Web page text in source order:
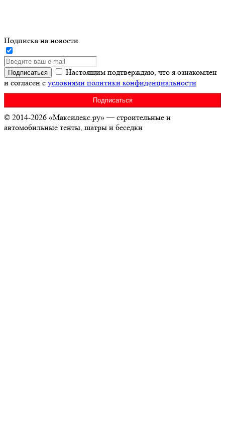
Подписка на новости
Настоящим подтверждаю, что я ознакомлен
и согласен с условиями политики конфиденциальности
© 2014-2026 «Максилекс.ру» — строительные и
автомобильные тенты, шатры и беседки